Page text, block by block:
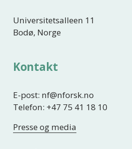
Universitetsalleen 11
Bodø, Norge
Kontakt
E-post: nf@nforsk.no
Telefon: +47 75 41 18 10
Presse og media